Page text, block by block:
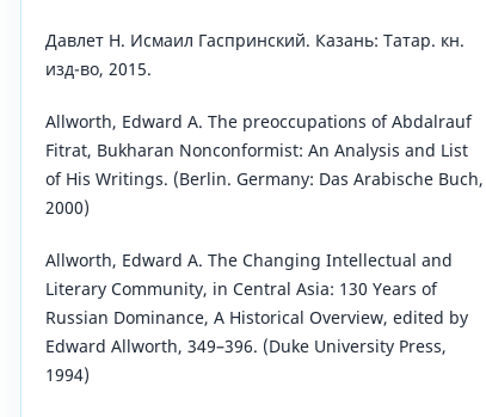
Давлет Н. Исмаил Гаспринский. Казань: Татар. кн.
изд-во, 2015.
Allworth, Edward A. The preoccupations of Abdalrauf
Fitrat, Bukharan Nonconformist: An Analysis and List
of His Writings. (Berlin. Germany: Das Arabische Buch,
2000)
Allworth, Edward A. The Changing Intellectual and
Literary Community, in Central Asia: 130 Years of
Russian Dominance, A Historical Overview, edited by
Edward Allworth, 349–396. (Duke University Press,
1994)